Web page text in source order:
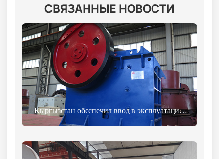
СВЯЗАННЫЕ НОВОСТИ
Кыргызстан обеспечил ввод в эксплуатацию линии дробления камня производительностью 80 тонн в час в рамках инициативы «Один пояс, один путь».